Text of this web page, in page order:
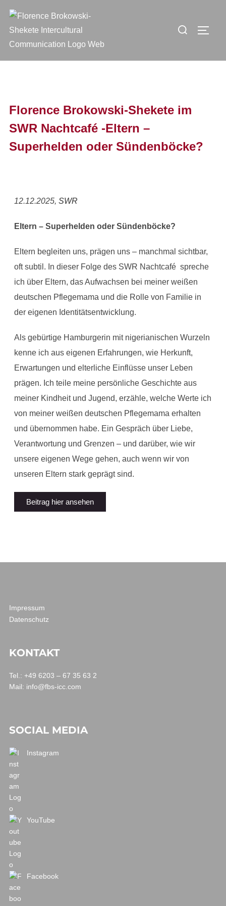
Florence Brokowski-Shekete im
SWR Nachtcafé -Eltern –
Superhelden oder Sündenböcke?
12.12.2025, SWR
Eltern – Superhelden oder Sündenböcke?
Eltern begleiten uns, prägen uns – manchmal sichtbar,
oft subtil. In dieser Folge des SWR Nachtcafé spreche
ich über Eltern, das Aufwachsen bei meiner weißen
deutschen Pflegemama und die Rolle von Familie in
der eigenen Identitätsentwicklung.
Als gebürtige Hamburgerin mit nigerianischen Wurzeln
kenne ich aus eigenen Erfahrungen, wie Herkunft,
Erwartungen und elterliche Einflüsse unser Leben
prägen. Ich teile meine persönliche Geschichte aus
meiner Kindheit und Jugend, erzähle, welche Werte ich
von meiner weißen deutschen Pflegemama erhalten
und übernommen habe. Ein Gespräch über Liebe,
Verantwortung und Grenzen – und darüber, wie wir
unsere eigenen Wege gehen, auch wenn wir von
unseren Eltern stark geprägt sind.
Beitrag hier ansehen
Impressum
Datenschutz
KONTAKT
Tel.: +49 6203 – 67 35 63 2
Mail: info@fbs-icc.com
SOCIAL MEDIA
Instagram
YouTube
Facebook